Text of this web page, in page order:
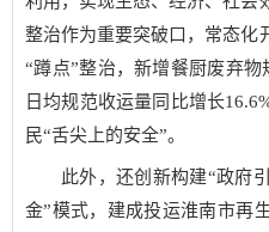
整治作为重要突破口，常态化
“蹲点”整治，新增餐厨废弃物
日均规范收运量同比增长
民“舌尖上的安全”。
此外，还创新构建“政府
金”模式，建成投运淮南市再